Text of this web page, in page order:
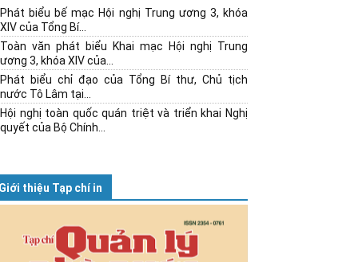
Phát biểu bế mạc Hội nghị Trung ương 3, khóa
XIV của Tổng Bí...
Toàn văn phát biểu Khai mạc Hội nghị Trung
ương 3, khóa XIV của...
Phát biểu chỉ đạo của Tổng Bí thư, Chủ tịch
nước Tô Lâm tại...
Hội nghị toàn quốc quán triệt và triển khai Nghị
quyết của Bộ Chính...
Giới thiệu Tạp chí in